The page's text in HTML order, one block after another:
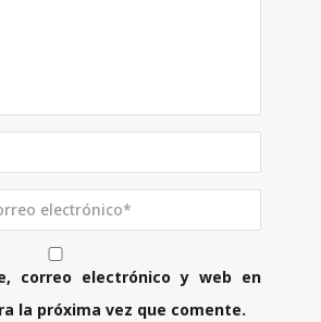
correo electrónico y web en
la próxima vez que comente.